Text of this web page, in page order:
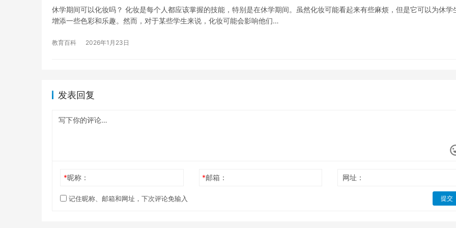
休学期间可以化妆吗？ 化妆是每个人都应该掌握的技能，特别是在休学期间。虽然化妆可能看起来有些麻烦，但是它可以为休学
增添一些色彩和乐趣。然而，对于某些学生来说，化妆可能会影响他们…
教育百科 2026年1月23日
发表回复
*昵称： *邮箱： 网址：
记住昵称、邮箱和网址，下次评论免输入 提交